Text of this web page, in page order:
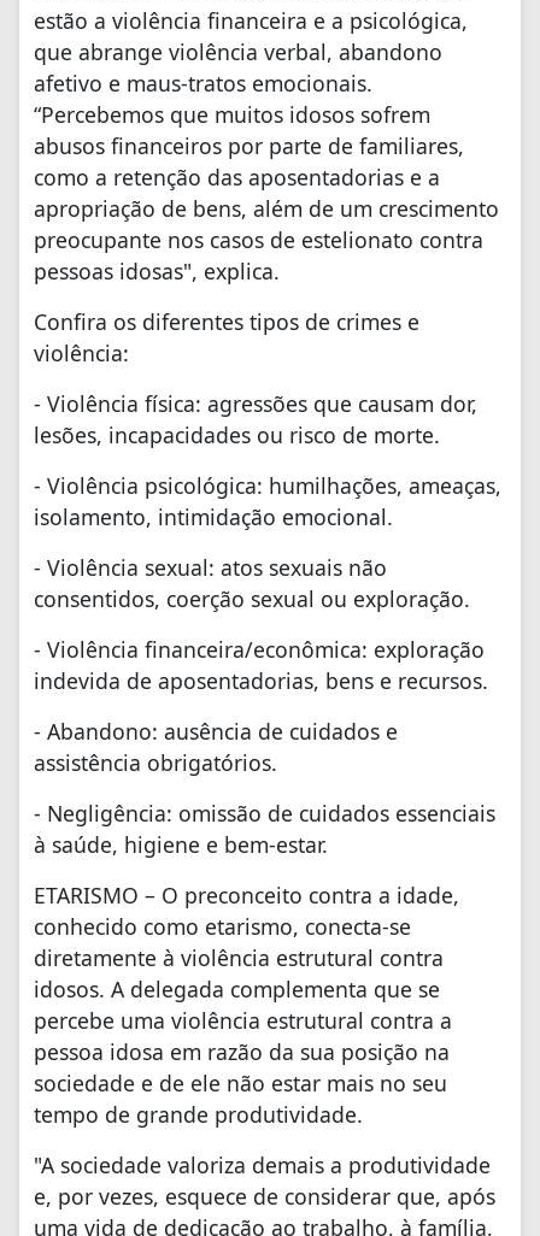
estão a violência financeira e a psicológica,
que abrange violência verbal, abandono
afetivo e maus-tratos emocionais.
“Percebemos que muitos idosos sofrem
abusos financeiros por parte de familiares,
como a retenção das aposentadorias e a
apropriação de bens, além de um crescimento
preocupante nos casos de estelionato contra
pessoas idosas", explica.
Confira os diferentes tipos de crimes e
violência:
- Violência física: agressões que causam dor,
lesões, incapacidades ou risco de morte.
- Violência psicológica: humilhações, ameaças,
isolamento, intimidação emocional.
- Violência sexual: atos sexuais não
consentidos, coerção sexual ou exploração.
- Violência financeira/econômica: exploração
indevida de aposentadorias, bens e recursos.
- Abandono: ausência de cuidados e
assistência obrigatórios.
- Negligência: omissão de cuidados essenciais
à saúde, higiene e bem-estar.
ETARISMO – O preconceito contra a idade,
conhecido como etarismo, conecta-se
diretamente à violência estrutural contra
idosos. A delegada complementa que se
percebe uma violência estrutural contra a
pessoa idosa em razão da sua posição na
sociedade e de ele não estar mais no seu
tempo de grande produtividade.
"A sociedade valoriza demais a produtividade
e, por vezes, esquece de considerar que, após
uma vida de dedicação ao trabalho, à família,